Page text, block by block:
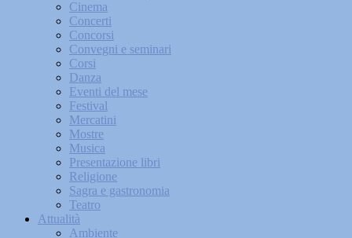
Cinema
Concerti
Concorsi
Convegni e seminari
Corsi
Danza
Eventi del mese
Festival
Mercatini
Mostre
Musica
Presentazione libri
Religione
Sagra e gastronomia
Teatro
Attualità
Ambiente